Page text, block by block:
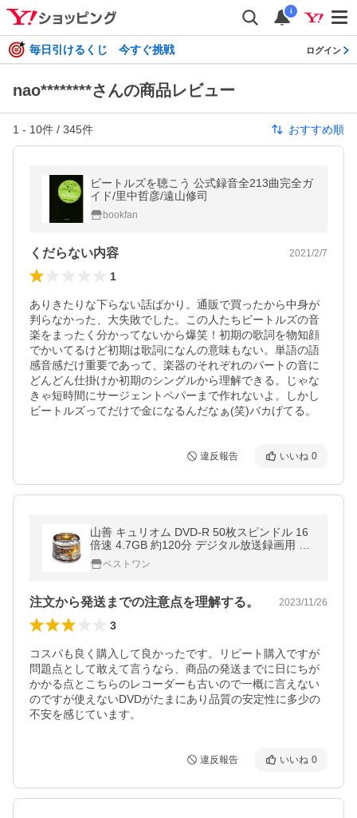
i
毎日引けるくじ 今すぐ挑戦 ログイン
nao********さんの商品レビュー
1 - 10件 / 345件 おすすめ順
ビートルズを聴こう 公式録音全213曲完全ガ
イド/里中哲彦/遠山修司
bookfan
くだらない内容 2021/2/7
1
ありきたりな下らない話ばかり。通販で買ったから中身が
判らなかった、大失敗でした。この人たちビートルズの音
楽をまったく分かってないから爆笑！初期の歌詞を物知顔
でかいてるけど初期は歌詞になんの意味もない。単語の語
感音感だけ重要であって、楽器のそれぞれのパートの音に
どんどん仕掛けか初期のシングルから理解できる。じゃな
きゃ短時間にサージェントペパーまで作れないよ。しかし
ビートルズってだけで金になるんだなぁ(笑)バカげてる。
違反報告 いいね 0
山善 キュリオム DVD-R 50枚スピンドル 16
倍速 4.7GB 約120分 デジタル放送録画用 DV
DR16XCPRM 50SP
ベストワン
注文から発送までの注意点を理解する。 2023/11/26
3
コスパも良く購入して良かったです。リピート購入ですが
問題点として敢えて言うなら、商品の発送までに日にちが
かかる点とこちらのレコーダーも古いので一概に言えない
のですが使えないDVDがたまにあり品質の安定性に多少の
不安を感じています。
違反報告 いいね 0